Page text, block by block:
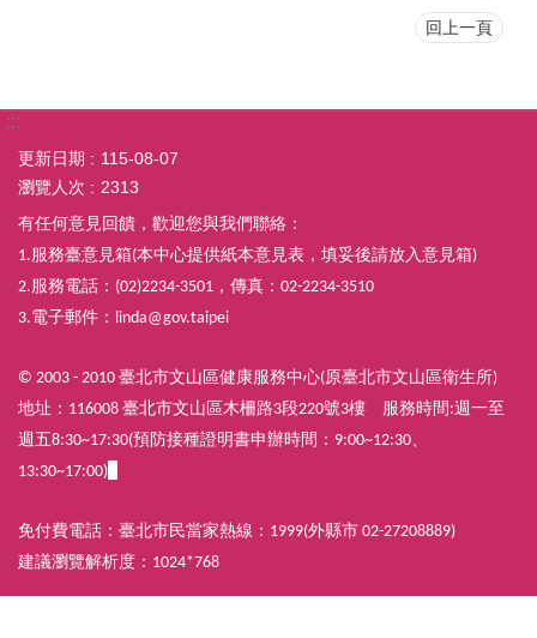
回上一頁
:::
更新日期
115-08-07
瀏覽人次
2313
有任何意見回饋，歡迎您與我們聯絡：
1.服務臺意見箱(本中心提供紙本意見表，填妥後請放入意見箱)
2.服務電話： (02)2234-3501 ，傳真： 02-2234-3510
3.電子郵件： linda@gov.taipei
© 2003 - 2010 臺北市文山區健康服務中心(原臺北市文山區衛生所)
地址： 116008 臺北市文山區木柵路3段220號3樓 服務時間 :週一至
週五8:30~17:30(預防接種證明書申辦時間： 9:00~12:30、
13:30~17:00)
免付費電話：臺北市民當家熱線： 1999(外縣市 02-27208889)
建議瀏覽解析度： 1024*768